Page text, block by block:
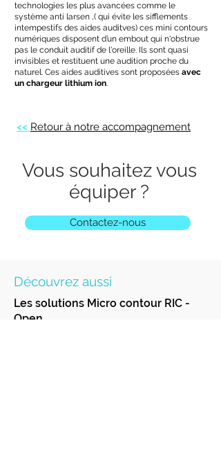
technologies les plus avancées comme le
système anti larsen ,( qui évite les sifflements
intempestifs des aides auditves) ces mini contours
numériques disposent d’un embout qui n'obstrue
pas le conduit auditif de l'oreille. Ils sont quasi
invisibles et restituent une audition proche du
naturel. Ces aides auditives sont proposées avec
un chargeur lithium ion.
Vous souhaitez vous
équiper ?
Contactez-nous
<< Retour à notre accompagnement
Découvrez aussi
Les solutions Micro contour RIC -
Open